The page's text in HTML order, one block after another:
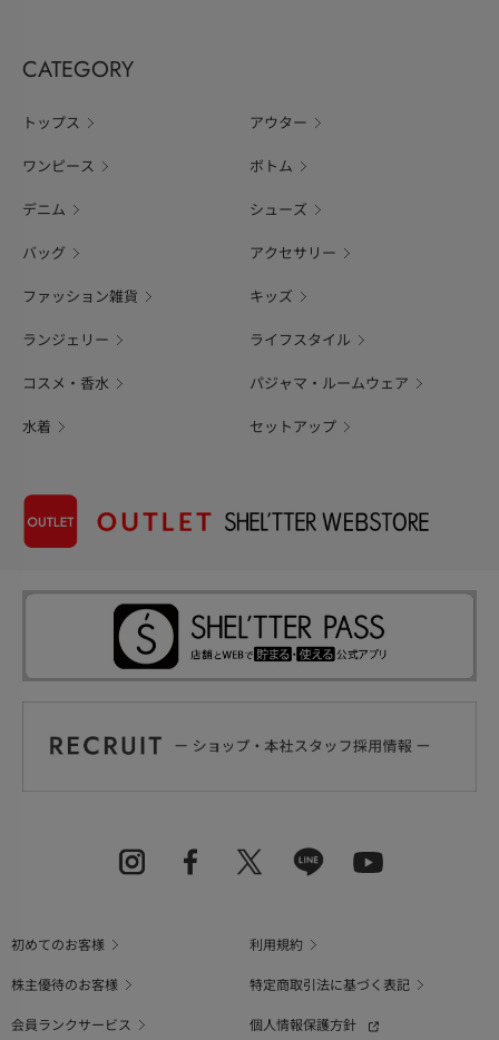
CATEGORY
トップス アウター
ワンピース ボトム
デニム シューズ
バッグ アクセサリー
ファッション雑貨 キッズ
ランジェリー ライフスタイル
コスメ・香水 パジャマ・ルームウェア
水着 セットアップ
初めてのお客様
利用規約
株主優待のお客様
特定商取引法に基づく表記
会員ランクサービス
個人情報保護方針